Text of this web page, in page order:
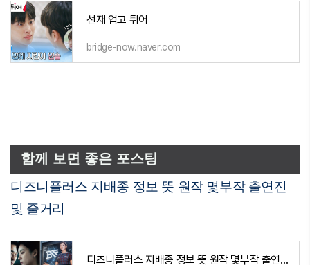
선재 업고 튀어
bridge-now.naver.com
함께 보면 좋은 포스팅
디즈니플러스 지배종 정보 뜻 원작 몇부작 출연진
및 줄거리
디즈니플러스 지배종 정보 뜻 원작 몇부작 출연진 및 줄거리